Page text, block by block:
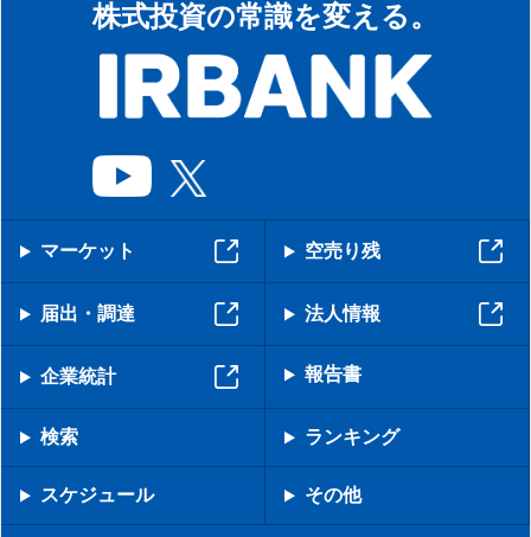
株式投資の常識を変える。
マーケット 空売り残
届出・調達 法人情報
企業統計 報告書
検索 ランキング
スケジュール その他